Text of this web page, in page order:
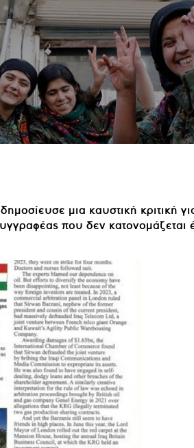
μια καυστική κριτική
που δεν κατονομάζεται